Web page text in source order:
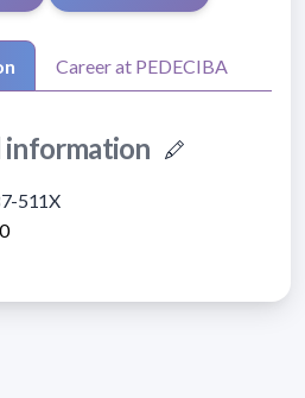
Career at PEDECIBA
information
511X